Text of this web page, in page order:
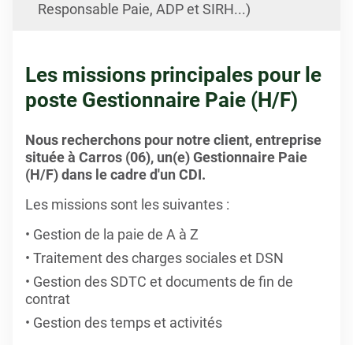
Responsable Paie, ADP et SIRH...)
Les missions principales pour le
poste Gestionnaire Paie (H/F)
Nous recherchons pour notre client, entreprise
située à Carros (06), un(e) Gestionnaire Paie
(H/F) dans le cadre d'un CDI.
Les missions sont les suivantes :
Gestion de la paie de A à Z
Traitement des charges sociales et DSN
Gestion des SDTC et documents de fin de
contrat
Gestion des temps et activités